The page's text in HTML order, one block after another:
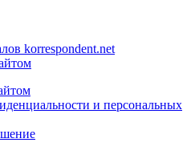
korrespondent.net
и персональных